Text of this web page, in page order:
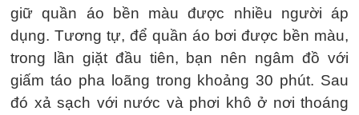
giữ quần áo bền màu được nhiều người áp
dụng. Tương tự, để quần áo bơi được bền màu,
trong lần giặt đầu tiên, bạn nên ngâm đồ với
giấm táo pha loãng trong khoảng 30 phút. Sau
đó xả sạch với nước và phơi khô ở nơi thoáng